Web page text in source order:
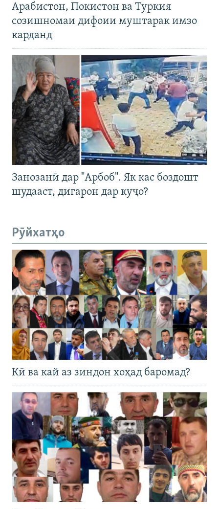
Арабистон, Покистон ва Туркия
созишномаи дифоии муштарак имзо
карданд
Занозанӣ дар "Арбоб". Як кас боздошт
шудааст, дигарон дар куҷо?
Рӯйхатҳо
Кӣ ва кай аз зиндон хоҳад баромад?